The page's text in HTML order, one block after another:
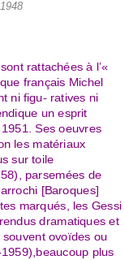
rattachées à l’«
français Michel
ni figu- ratives ni
un esprit
Ses oeuvres
les matériaux
sur toile
parsemées de
[Baroques]
marqués, les Gessi
dramatiques et
ovoïdes ou
1959), beaucoup plus